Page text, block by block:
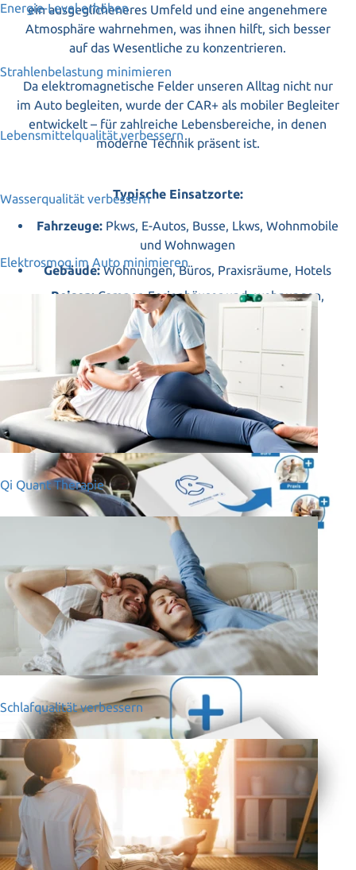
Energie-Level erhöhen
Strahlenbelastung minimieren
Lebensmittelqualität verbessern
Wasserqualität verbessern
Elektrosmog im Auto minimieren
Qi Quant Therapie
Schlafqualität verbessern
ein ausgeglicheneres Umfeld und eine angenehmere
Atmosphäre wahrnehmen, was ihnen hilft, sich besser
auf das Wesentliche zu konzentrieren.
Da elektromagnetische Felder unseren Alltag nicht nur
im Auto begleiten, wurde der CAR+ als mobiler Begleiter
entwickelt – für zahlreiche Lebensbereiche, in denen
moderne Technik präsent ist.
Typische Einsatzorte:
Fahrzeuge:Pkws, E-Autos, Busse, Lkws, Wohnmobile
und Wohnwagen
Gebäude:Wohnungen, Büros, Praxisräume, Hotels
Reisen:Camper, Ferienhäuser und -wohnungen,
Besprechungsräume, Hotelzimmer
Anwendung Vitalfeldtransformer-CAR+